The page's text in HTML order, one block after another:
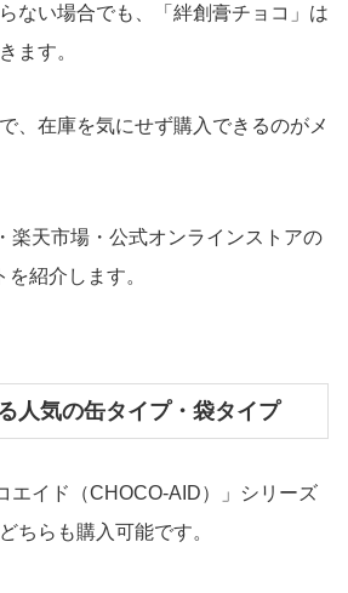
ない場合でも、「絆創膏チョコ」は
ます。
、在庫を気にせず購入できるのがメ
楽天市場・公式オンラインストアの
紹介します。
人気の缶タイプ・袋タイプ
エイド（CHOCO-AID）」シリーズ
ちらも購入可能です。